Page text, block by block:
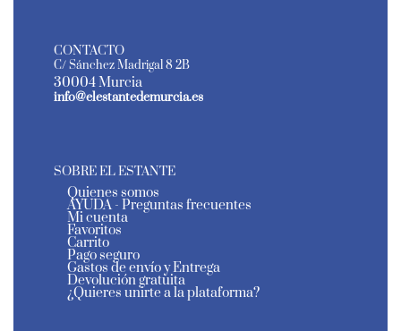
CONTACTO
C/ Sánchez Madrigal 8 2B
30004 Murcia
info@elestantedemurcia.es
SOBRE EL ESTANTE
Quienes somos
AYUDA - Preguntas frecuentes
Mi cuenta
Favoritos
Carrito
Pago seguro
Gastos de envío y Entrega
Devolución gratuita
¿Quieres unirte a la plataforma?